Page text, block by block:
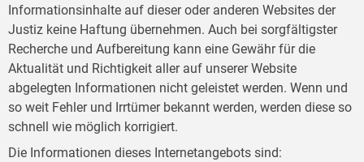
Informationsinhalte auf dieser oder anderen Websites der
Justiz keine Haftung übernehmen. Auch bei sorgfältigster
Recherche und Aufbereitung kann eine Gewähr für die
Aktualität und Richtigkeit aller auf unserer Website
abgelegten Informationen nicht geleistet werden. Wenn und
so weit Fehler und Irrtümer bekannt werden, werden diese so
schnell wie möglich korrigiert.
Die Informationen dieses Internetangebots sind: